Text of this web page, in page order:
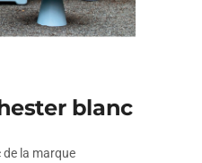
blanc
de la marque